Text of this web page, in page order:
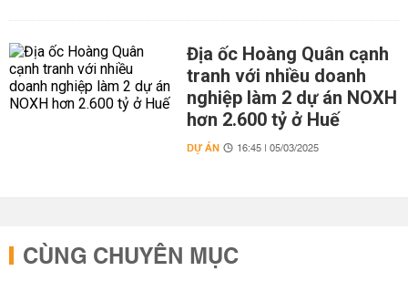
Địa ốc Hoàng Quân cạnh
tranh với nhiều doanh
nghiệp làm 2 dự án NOXH
hơn 2.600 tỷ ở Huế
DỰ ÁN 16:45 | 05/03/2025
CÙNG CHUYÊN MỤC